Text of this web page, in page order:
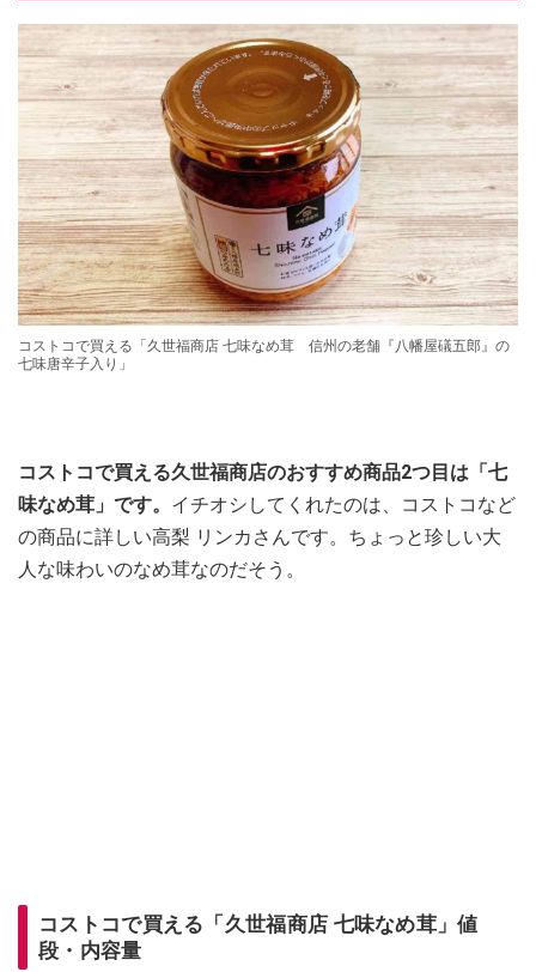
コストコで買える「久世福商店 七味なめ茸 信州の老舗『八幡屋礒五郎』の
七味唐辛子入り」
コストコで買える久世福商店のおすすめ商品2つ目は「七
味なめ茸」です。 イチオシしてくれたのは、コストコなど
の商品に詳しい高梨 リンカさんです。ちょっと珍しい大
人な味わいのなめ茸なのだそう。
コストコで買える「久世福商店 七味なめ茸」値
段・内容量